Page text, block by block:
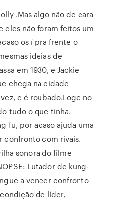
.Mas algo não de cara
eles não foram feitos um
os í pra frente o
ideias de
em 1930, e Jackie
chega na cidade
e é roubado.Logo no
tudo o que tinha.
fu, por acaso ajuda uma
confronto com rivais.
sonora do filme
Lutador de kung-
a vencer confronto
de líder,